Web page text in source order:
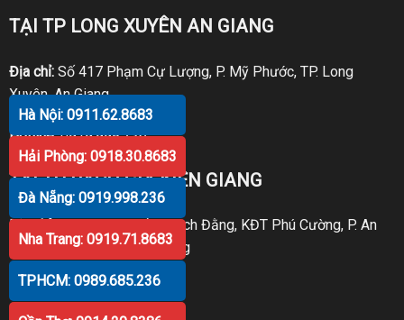
TẠI TP LONG XUYÊN AN GIANG
Địa chỉ:Số 417 Phạm Cự Lượng, P. Mỹ Phước, TP. Long
Xuyên, An Giang
Hotline: 0919.998.236
TẠI TP RẠCH GIÁ KIÊN GIANG
Địa chỉ:
P30 Căn 07 Trần Bạch Đằng, KĐT Phú Cường, P. An
Hòa, TP. Rạch Giá, Kiên Giang
Hotline: 0919.998.236
Hà Nội: 0911.62.8683
Hải Phòng: 0918.30.8683
Đà Nẵng: 0919.998.236
Nha Trang: 0919.71.8683
TPHCM: 0989.685.236